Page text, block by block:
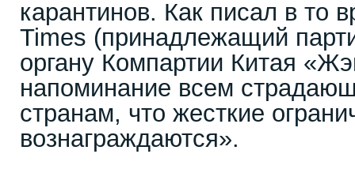
карантинов. Как писал в то
Times (принадлежащий
органу Компартии Китая
напоминание всем
странам, что жесткие
вознаграждаются».